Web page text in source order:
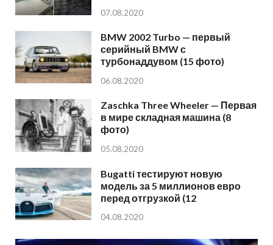
07.08.2020
BMW 2002 Turbo — первый
серийный BMW с
турбонаддувом (15 фото)
06.08.2020
Zaschka Three Wheeler — Первая
в мире складная машина (8
фото)
05.08.2020
Bugatti тестируют новую
модель за 5 миллионов евро
перед отгрузкой (12
04.08.2020